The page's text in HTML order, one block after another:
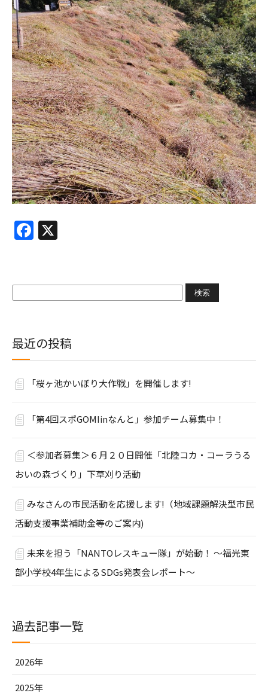
Facebook
検
最近の投稿
「桜ヶ池かいぼり大作戦」を開催します!
「第4回スポGOMIinなんと」参加チーム募集中！
＜参加者募集＞６月２０日開催「北陸コカ・コーラうる
おいの森づくり」下草刈り活動
みなさんの市民活動を応援します!（地域課題解決型市民
活動支援事業補助金等のご案内)
未来を担う「NANTOレスキュー隊」が始動！ ～福光東
部小学校4年生によるSDGs発表会レポート～
過去記事一覧
2026年
2025年